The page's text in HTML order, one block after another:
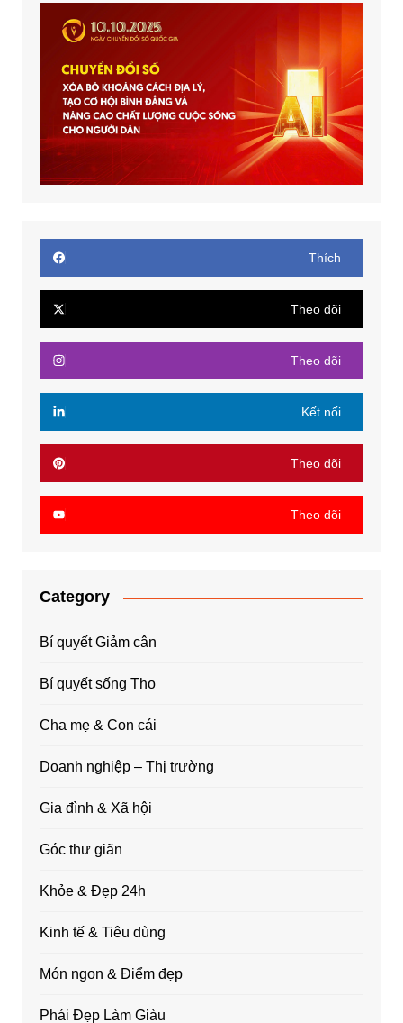
Thích
Theo dõi
Theo dõi
Kết nối
Theo dõi
Theo dõi
Category
Bí quyết Giảm cân
Bí quyết sống Thọ
Cha mẹ & Con cái
Doanh nghiệp – Thị trường
Gia đình & Xã hội
Góc thư giãn
Khỏe & Đẹp 24h
Kinh tế & Tiêu dùng
Món ngon & Điểm đẹp
Phái Đẹp Làm Giàu